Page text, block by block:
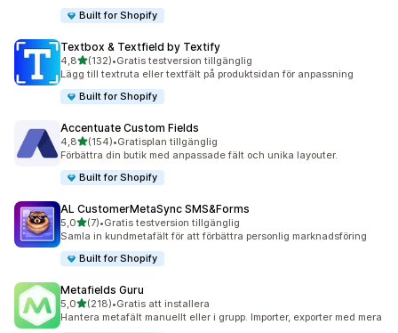
Built for Shopify
Textbox & Textfield by Textify
4,8av 5 stjärnor
(132)
132 recensioner totalt
•Gratis testversion tillgänglig
Lägg till textruta eller textfält på produktsidan för anpassning
Built for Shopify
Accentuate Custom Fields
4,8av 5 stjärnor
(154)
154 recensioner totalt
•Gratisplan tillgänglig
Förbättra din butik med anpassade fält och unika layouter.
Built for Shopify
AL CustomerMetaSync SMS&Forms
5,0av 5 stjärnor
(7)
7 recensioner totalt
•Gratis testversion tillgänglig
Samla in kundmetafält för att förbättra personlig marknadsföring
Built for Shopify
Metafields Guru
5,0av 5 stjärnor
(218)
218 recensioner totalt
•Gratis att installera
Hantera metafält manuellt eller i grupp. Importer, exporter med mera